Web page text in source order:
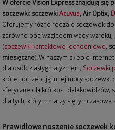
W ofercie Vision Express znajdują się
soczewki: soczewki Acuvue, Air Optix,
Oferujemy różne rodzaje soczewek
zarówno pod względem wady wzroku,
(soczewki kontaktowe jednodniowe,
miesięczne). W naszym sklepie
dla osób z astygmatyzmem, Soczewki
które potrzebują innej mocy soczewki
sferyczne dla krótko- i dalekowidzów,
dla tych, którym marzy się tymczasowa
Prawidłowe noszenie soczewek